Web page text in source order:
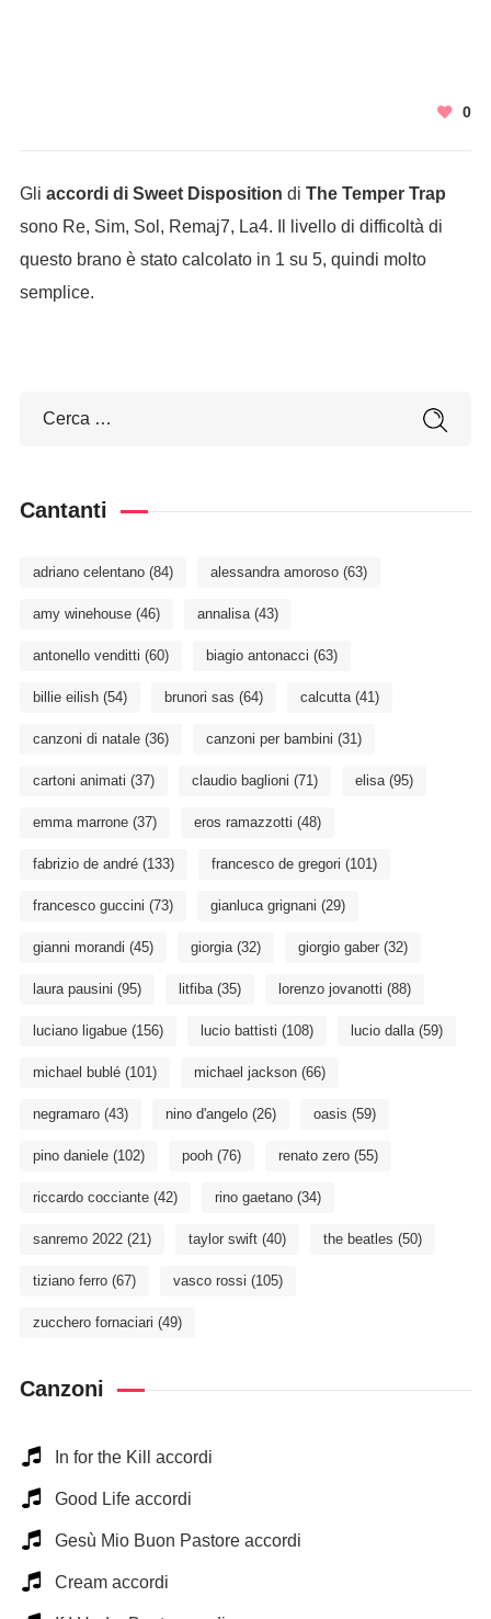
0
Gli accordi di Sweet Disposition di The Temper Trap
sono Re, Sim, Sol, Remaj7, La4. Il livello di difficoltà di
questo brano è stato calcolato in 1 su 5, quindi molto
semplice.
Cantanti
adriano celentano(84) alessandra amoroso(63)
amy winehouse(46) annalisa(43)
antonello venditti (60) biagio antonacci (63)
billie eilish(54) brunori sas (64) calcutta(41)
canzoni di natale(36) canzoni per bambini (31)
cartoni animati (37) claudio baglioni (71) elisa(95)
emma marrone(37) eros ramazzotti (48)
fabrizio de andré(133) francesco de gregori (101)
francesco guccini (73) gianluca grignani (29)
gianni morandi (45) giorgia(32) giorgio gaber(32)
laura pausini (95) litfiba(35) lorenzo jovanotti (88)
luciano ligabue(156) lucio battisti (108) lucio dalla(59)
michael bublé(101) michael jackson(66)
negramaro(43) nino d'angelo(26) oasis (59)
pino daniele(102) pooh(76) renato zero(55)
riccardo cocciante(42) rino gaetano(34)
sanremo 2022(21) taylor swift(40) the beatles (50)
tiziano ferro(67) vasco rossi (105)
zucchero fornaciari (49)
Canzoni
In for the Kill accordi
Good Life accordi
Gesù Mio Buon Pastore accordi
Cream accordi